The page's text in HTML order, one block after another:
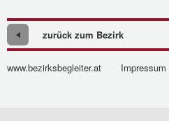
zurück zum Bezirk
www.bezirksbegleiter.at